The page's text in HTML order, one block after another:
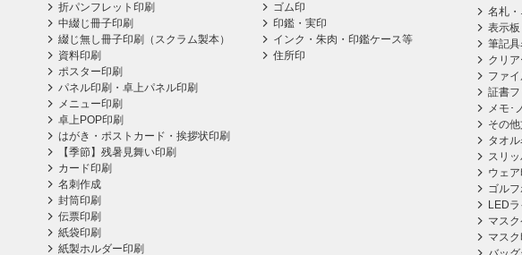
折パンフレット印刷
中綴じ冊子印刷
綴じ無し冊子印刷（スクラム製本）
資料印刷
ポスター印刷
パネル印刷・卓上パネル印刷
メニュー印刷
卓上POP印刷
はがき・ポストカード・挨拶状印刷
【季節】残暑見舞い印刷
カード印刷
名刺作成
封筒印刷
伝票印刷
紙袋印刷
紙製ホルダー印刷
ゴム印
印鑑・実印
インク・朱肉・印鑑ケース等
住所印
名札
表示
筆記
クリ
ファ
証書
メモ･
その
タオ
スリ
ウェア
ゴル
LED
マス
マスク